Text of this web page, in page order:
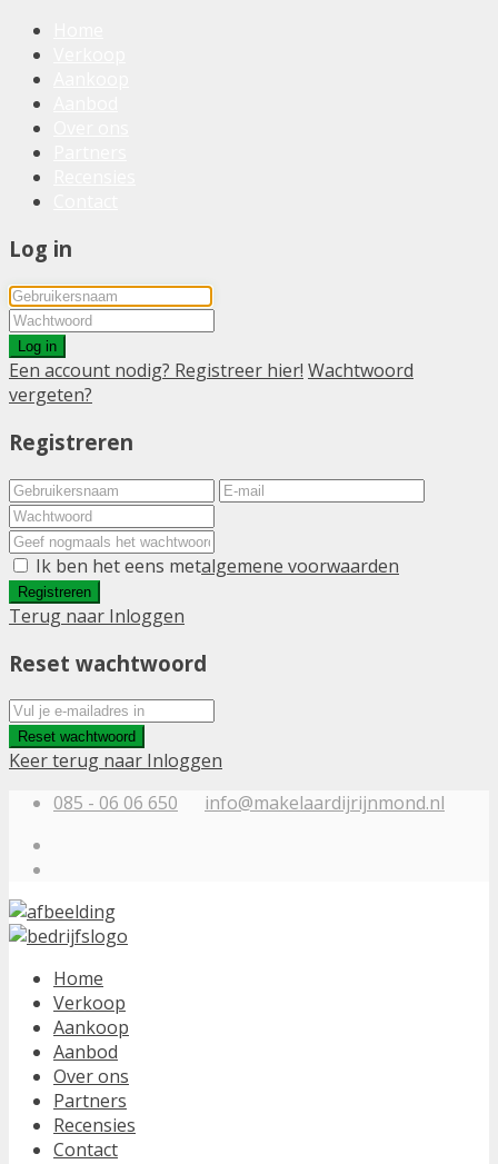
Log in
Log in
Een account nodig? Registreer hier! Wachtwoord
vergeten?
Registreren
Ik ben het eens metalgemene voorwaarden
Registreren
Terug naar Inloggen
Reset wachtwoord
Reset wachtwoord
Keer terug naar Inloggen
085 - 06 06 650
info@makelaardijrijnmond.nl
Home
Verkoop
Aankoop
Aanbod
Over ons
Partners
Recensies
Contact